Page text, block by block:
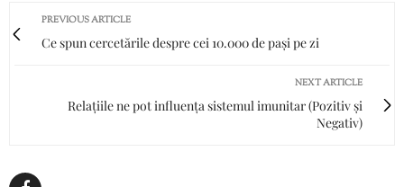
PREVIOUS ARTICLE
Ce spun cercetările despre cei 10.000 de pași pe zi
NEXT ARTICLE
Relațiile ne pot influența sistemul imunitar (Pozitiv și
Negativ)